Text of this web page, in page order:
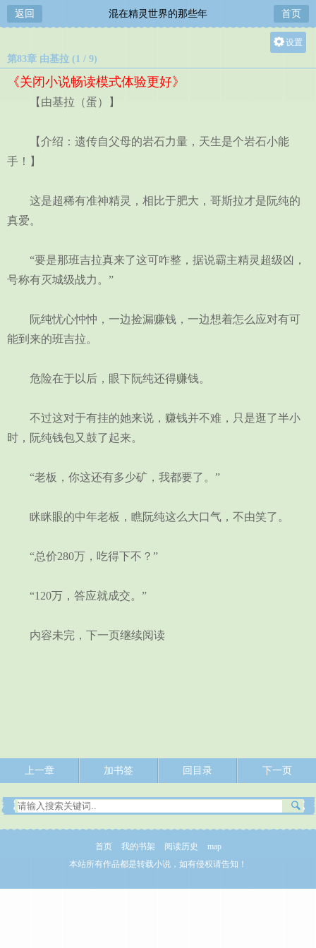
返回 混在精灵世界的那些年 首页
设置
第83章 由基拉 (1 / 9)
《关闭小说畅读模式体验更好》
【由基拉（蛋）】
【介绍：遗传自父母的岩石力量，天生是个岩石小能
手！】
这是超稀有准神精灵，相比于肥大，哥斯拉才是阮纯的
真爱。
“要是那班吉拉真来了这可咋整，据说霸主精灵超级凶，
号称有灭城级战力。”
阮纯忧心忡忡，一边捡漏赚钱，一边想着怎么应对有可
能到来的班吉拉。
危险在于以后，眼下阮纯还得赚钱。
不过这对于有挂的她来说，赚钱并不难，只是逛了半小
时，阮纯钱包又鼓了起来。
“老板，你这还有多少矿，我都要了。”
眯眯眼的中年老板，瞧阮纯这么大口气，不由笑了。
“总价280万，吃得下不？”
“120万，答应就成交。”
内容未完，下一页继续阅读
上一章 加书签 回目录 下一页
首页 我的书架 阅读历史
map
本站所有作品都是转载小说，如有侵权请告知！